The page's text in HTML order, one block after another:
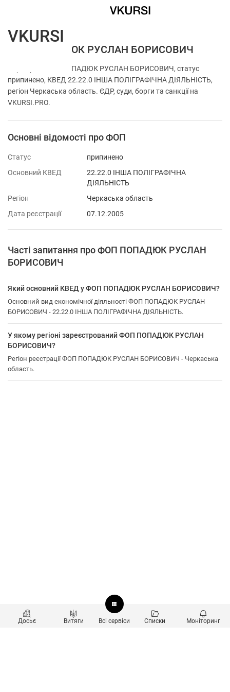
ФОП ПОПАДЮК РУСЛАН БОРИСОВИЧ
Перевірка ФОП ПОПАДЮК РУСЛАН БОРИСОВИЧ, статус
припинено, КВЕД 22.22.0 ІНША ПОЛІГРАФІЧНА ДІЯЛЬНІСТЬ,
регіон Черкаська область. ЄДР, суди, борги та санкції на
VKURSI.PRO.
Основні відомості про ФОП
Статус
припинено
Основний КВЕД
22.22.0 ІНША ПОЛІГРАФІЧНА
ДІЯЛЬНІСТЬ
Регіон
Черкаська область
Дата реєстрації
07.12.2005
Часті запитання про ФОП ПОПАДЮК РУСЛАН
БОРИСОВИЧ
Який основний КВЕД у ФОП ПОПАДЮК РУСЛАН БОРИСОВИЧ?
Основний вид економічної діяльності ФОП ПОПАДЮК РУСЛАН
БОРИСОВИЧ - 22.22.0 ІНША ПОЛІГРАФІЧНА ДІЯЛЬНІСТЬ.
У якому регіоні зареєстрований ФОП ПОПАДЮК РУСЛАН
БОРИСОВИЧ?
Регіон реєстрації ФОП ПОПАДЮК РУСЛАН БОРИСОВИЧ - Черкаська
область.
Досьє Витяги Всі сервіси Списки Моніторинг
VKURSI